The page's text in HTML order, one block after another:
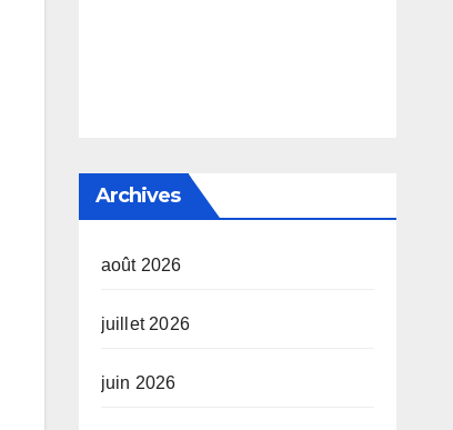
Archives
août 2026
juillet 2026
juin 2026